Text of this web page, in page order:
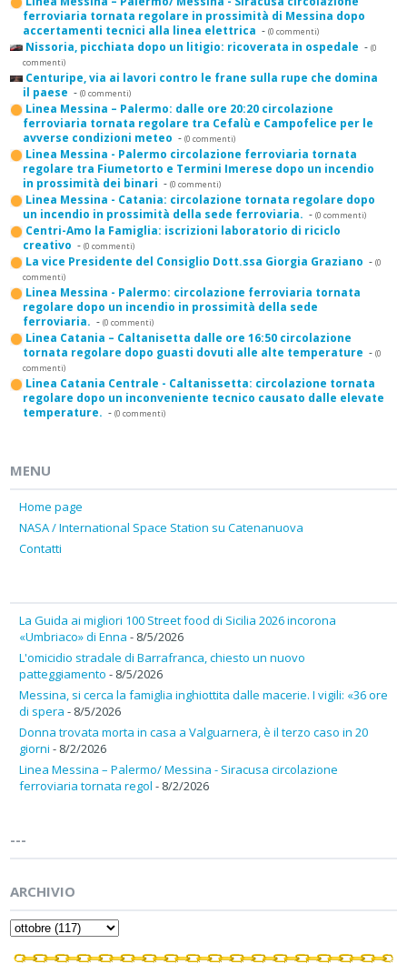
ferroviaria tornata regolare in prossimità di Messina dopo
accertamenti tecnici alla linea elettrica - (0 commenti)
Nissoria, picchiata dopo un litigio: ricoverata in ospedale - (0
commenti)
Centuripe, via ai lavori contro le frane sulla rupe che domina
il paese - (0 commenti)
Linea Messina – Palermo: dalle ore 20:20 circolazione
ferroviaria tornata regolare tra Cefalù e Campofelice per le
avverse condizioni meteo - (0 commenti)
Linea Messina - Palermo circolazione ferroviaria tornata
regolare tra Fiumetorto e Termini Imerese dopo un incendio
in prossimità dei binari - (0 commenti)
Linea Messina - Catania: circolazione tornata regolare dopo
un incendio in prossimità della sede ferroviaria. - (0 commenti)
Centri-Amo la Famiglia: iscrizioni laboratorio di riciclo
creativo - (0 commenti)
La vice Presidente del Consiglio Dott.ssa Giorgia Graziano - (0
commenti)
Linea Messina - Palermo: circolazione ferroviaria tornata
regolare dopo un incendio in prossimità della sede
ferroviaria. - (0 commenti)
Linea Catania – Caltanisetta dalle ore 16:50 circolazione
tornata regolare dopo guasti dovuti alle alte temperature - (0
commenti)
Linea Catania Centrale - Caltanissetta: circolazione tornata
regolare dopo un inconveniente tecnico causato dalle elevate
temperature. - (0 commenti)
MENU
Home page
NASA / International Space Station su Catenanuova
Contatti
La Guida ai migliori 100 Street food di Sicilia 2026 incorona
«Umbriaco» di Enna - 8/5/2026
L'omicidio stradale di Barrafranca, chiesto un nuovo
patteggiamento - 8/5/2026
Messina, si cerca la famiglia inghiottita dalle macerie. I vigili: «36 ore
di spera - 8/5/2026
Donna trovata morta in casa a Valguarnera, è il terzo caso in 20
giorni - 8/2/2026
Linea Messina – Palermo/ Messina - Siracusa circolazione
ferroviaria tornata regol - 8/2/2026
---
ARCHIVIO